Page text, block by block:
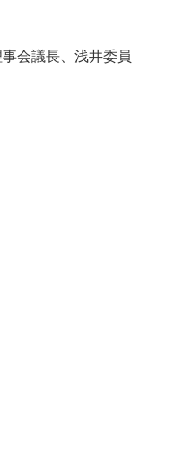
会議長、浅井委員